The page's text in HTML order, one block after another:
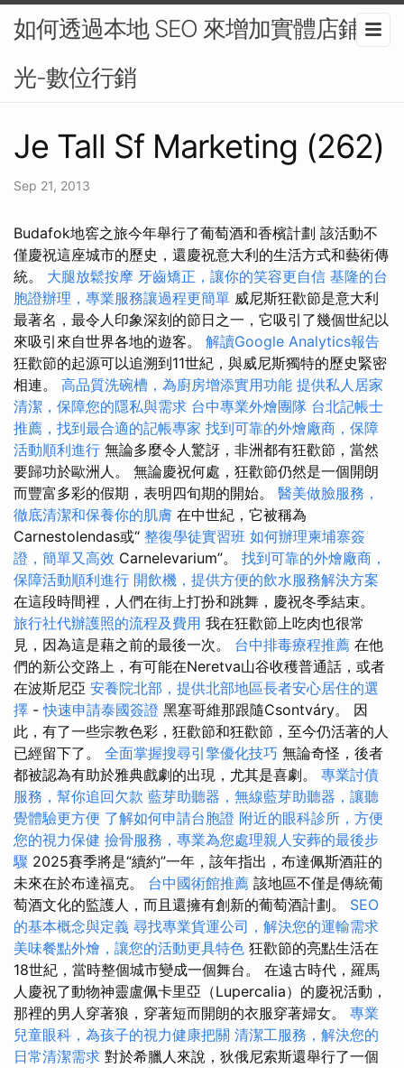
如何透過本地 SEO 來增加實體店鋪曝
光-數位行銷
Je Tall Sf Marketing (262)
Sep 21, 2013
Budafok地窖之旅今年舉行了葡萄酒和香檳計劃 該活動不
僅慶祝這座城市的歷史，還慶祝意大利的生活方式和藝術傳
統。 大腿放鬆按摩 牙齒矯正，讓你的笑容更自信 基隆的台
胞證辦理，專業服務讓過程更簡單 威尼斯狂歡節是意大利
最著名，最令人印象深刻的節日之一，它吸引了幾個世紀以
來吸引來自世界各地的遊客。 解讀Google Analytics報告
狂歡節的起源可以追溯到11世紀，與威尼斯獨特的歷史緊密
相連。 高品質洗碗槽，為廚房增添實用功能 提供私人居家
清潔，保障您的隱私與需求 台中專業外燴團隊 台北記帳士
推薦，找到最合適的記帳專家 找到可靠的外燴廠商，保障
活動順利進行 無論多麼令人驚訝，非洲都有狂歡節，當然
要歸功於歐洲人。 無論慶祝何處，狂歡節仍然是一個開朗
而豐富多彩的假期，表明四旬期的開始。 醫美做臉服務，
徹底清潔和保養你的肌膚 在中世紀，它被稱為
Carnestolendas或“ 整復學徒實習班 如何辦理柬埔寨簽
證，簡單又高效 Carnelevarium”。 找到可靠的外燴廠商，
保障活動順利進行 開飲機，提供方便的飲水服務解決方案
在這段時間裡，人們在街上打扮和跳舞，慶祝冬季結束。
旅行社代辦護照的流程及費用 我在狂歡節上吃肉也很常
見，因為這是藉之前的最後一次。 台中排毒療程推薦 在他
們的新公交路上，有可能在Neretva山谷收穫普通話，或者
在波斯尼亞 安養院北部，提供北部地區長者安心居住的選
擇 -快速申請泰國簽證 黑塞哥維那跟隨Csontváry。 因
此，有了一些宗教色彩，狂歡節和狂歡節，至今仍活著的人
已經留下了。 全面掌握搜尋引擎優化技巧 無論奇怪，後者
都被認為有助於雅典戲劇的出現，尤其是喜劇。 專業討債
服務，幫你追回欠款 藍芽助聽器，無線藍芽助聽器，讓聽
覺體驗更方便 了解如何申請台胞證 附近的眼科診所，方便
您的視力保健 撿骨服務，專業為您處理親人安葬的最後步
驟 2025賽季將是“續約”一年，該年指出，布達佩斯酒莊的
未來在於布達福克。 台中國術館推薦 該地區不僅是傳統葡
萄酒文化的監護人，而且還擁有創新的葡萄酒計劃。 SEO
的基本概念與定義 尋找專業貨運公司，解決您的運輸需求
美味餐點外燴，讓您的活動更具特色 狂歡節的亮點生活在
18世紀，當時整個城市變成一個舞台。 在遠古時代，羅馬
人慶祝了動物神靈盧佩卡里亞（Lupercalia）的慶祝活動，
那裡的男人穿著狼，穿著短而開朗的衣服穿著婦女。 專業
兒童眼科，為孩子的視力健康把關 清潔工服務，解決您的
日常清潔需求 對於希臘人來說，狄俄尼索斯還舉行了一個